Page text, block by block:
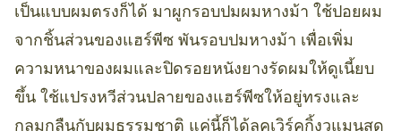
เป็นแบบผมตรงก็ได้ มาผูกรอบปมผมหางม้า ใช้ปอยผม
จากชิ้นส่วนของแฮร์พีซ พันรอบปมหางม้า เพื่อเพิ่ม
ความหนาของผมและปิดรอยหนังยางรัดผมให้ดูเนี้ยบ
ขึ้น ใช้แปรงหวีส่วนปลายของแฮร์พีซให้อยู่ทรงและ
กลมกลืนกับผมธรรมชาติ แค่นี้ก็ได้ลุคเวิร์คกิ้งวูแมนสุด